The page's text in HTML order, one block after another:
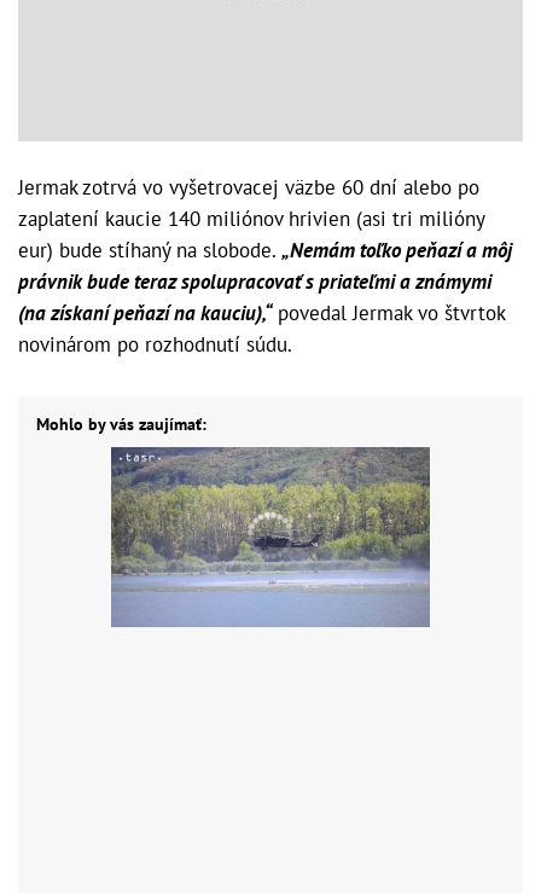
Jermak zotrvá vo vyšetrovacej väzbe 60 dní alebo po
zaplatení kaucie 140 miliónov hrivien (asi tri milióny
eur) bude stíhaný na slobode. „Nemám toľko peňazí a môj
právnik bude teraz spolupracovať s priateľmi a známymi
(na získaní peňazí na kauciu),“povedal Jermak vo štvrtok
novinárom po rozhodnutí súdu.
Mohlo by vás zaujímať: